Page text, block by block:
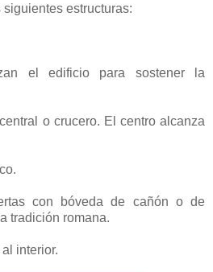
estructuras:
el edificio para sostener la
o crucero. El centro alcanza
con bóveda de cañón o de
tradición romana.
interior.